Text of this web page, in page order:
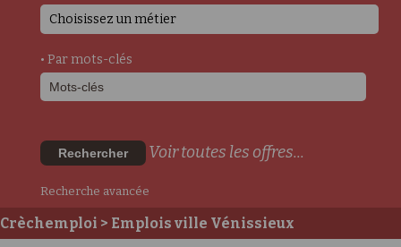
Choisissez un métier
• Par mots-clés
Rechercher Voir toutes les offres...
Recherche avancée
Crèchemploi > Emplois ville Vénissieux